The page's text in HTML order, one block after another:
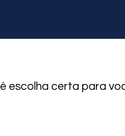
é escolha certa para